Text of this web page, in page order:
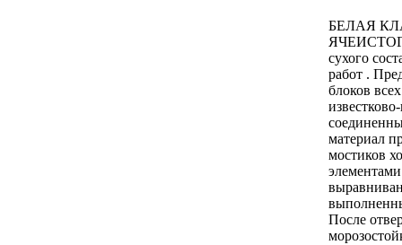
БЕЛАЯ
сухого
работ .
блоков
материал
мостиков
После